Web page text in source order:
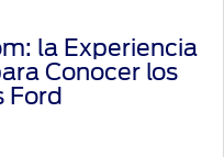
la Experiencia
Conocer los
Ford